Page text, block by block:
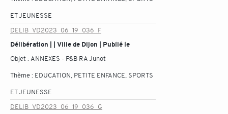
ET JEUNESSE
DELIB_VD2023_06_19_036_F
Délibération | | Ville de Dijon | Publié le
Objet : ANNEXES - P&B RA Junot
Thème : EDUCATION, PETITE ENFANCE, SPORTS
ET JEUNESSE
DELIB_VD2023_06_19_036_G